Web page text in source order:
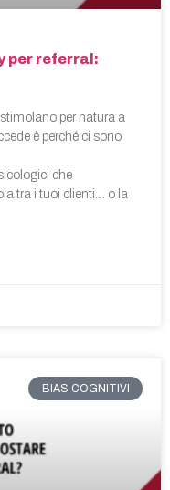
per referral:
per natura a
è perché ci sono
che
tra i tuoi clienti… o la
BIAS COGNITIVI